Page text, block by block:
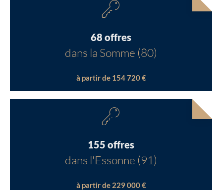
68 offres
dans la Somme (80)
à partir de 154 720 €
155 offres
dans l'Essonne (91)
à partir de 229 000 €